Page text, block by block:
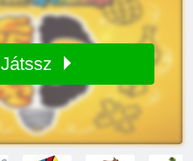
Játssz